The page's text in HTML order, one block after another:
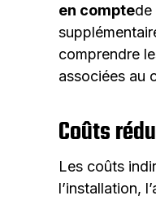
en comptede
comprendre
associées au
Coûts
Les coûts
l’installation,